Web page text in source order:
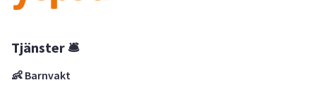
Tjänster 🛎
👶 Barnvakt